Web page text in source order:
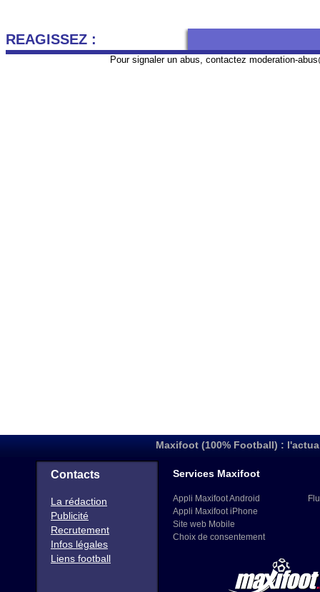
REAGISSEZ :
Pour signaler un abus, contactez moderation-
Maxifoot (100% Football) :
Contacts
La rédaction
Publicité
Recrutement
Infos légales
Liens football
Services Maxifoot
Appli Maxifoot Android
Appli Maxifoot iPhone
Site web Mobile
Choix de consentement